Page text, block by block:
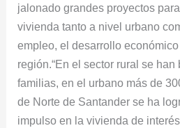
jalonado grandes proyectos
vivienda tanto a nivel urbano
empleo, el desarrollo
región.“En el sector rural se
familias, en el urbano más de
de Norte de Santander se ha
impulso en la vivienda de